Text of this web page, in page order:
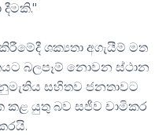
දීමකි."
ශක්‍යතා අගැයීම් මත
බලපෑම් නොවන ස්ථාන
සහිතව ජනතාවට
කළ යුතු බව සජීව චාමිකර